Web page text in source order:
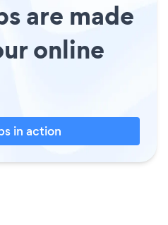
are made
online
in action